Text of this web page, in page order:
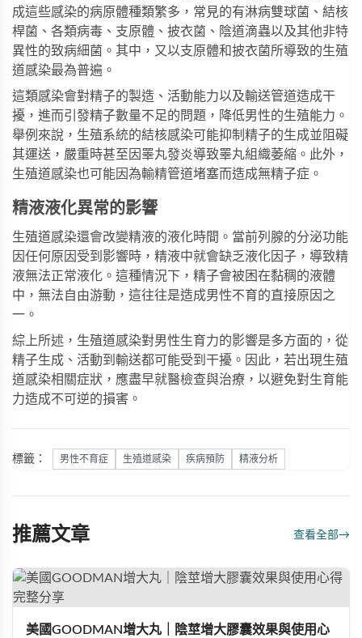
成這些感染的病原體種類繁多，常見的有淋病雙球菌、結核
桿菌、各類病毒、支原體、披衣菌、陰道滴蟲以及其他非特
異性的致病細菌。其中，又以支原體和披衣菌所導致的生殖
道感染最為普遍。
這類感染會對精子的製造、活動能力以及輸送管道造成干
擾，進而引發精子數量不足的問題，降低男性的生殖能力。
舉例來說，生殖系統的結核感染可能抑制精子的生成並阻礙
其運送，嚴重時甚至因睪丸發炎導致睪丸組織萎縮。此外，
生殖道感染也可能因為輸精管道堵塞而造成無精子症。
精液液化異常的影響
生殖道感染還會改變精液的液化時間。當前列腺的分泌功能
因任何原因受到影響時，精液中就會缺乏液化因子，導致精
液無法正常液化。這種情況下，精子會被困在黏稠的液體
中，無法自由游動，這往往是造成男性不育的直接原因之
一。
綜上所述，生殖道感染對男性生育力的影響是多方面的，從
精子生成、活動到輸送都可能受到干擾。因此，若出現生殖
道感染相關症狀，應盡早就醫檢查與治療，以避免對生育能
力造成不可逆的損害。
標籤： 男性不育症 生殖道感染 疾病預防 精液分析
推薦文章 查看全部→
美國GOODMAN增大丸｜陰莖增大膠囊效果與使用心